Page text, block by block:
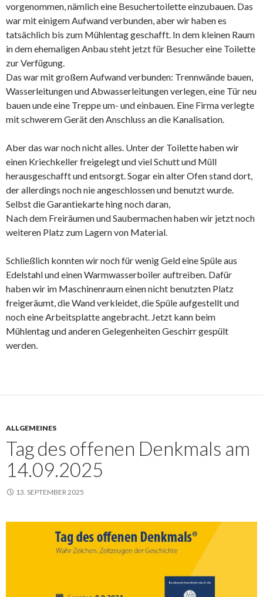
vorgenommen, nämlich eine Besuchertoilette einzubauen. Das
war mit einigem Aufwand verbunden, aber wir haben es
tatsächlich bis zum Mühlentag geschafft. In dem kleinen Raum
in dem ehemaligen Anbau steht jetzt für Besucher eine Toilette
zur Verfügung.
Das war mit großem Aufwand verbunden: Trennwände bauen,
Wasserleitungen und Abwasserleitungen verlegen, eine Tür neu
bauen unde eine Treppe um- und einbauen. Eine Firma verlegte
mit schwerem Gerät den Anschluss an die Kanalisation.
Aber das war noch nicht alles. Unter der Toilette haben wir
einen Kriechkeller freigelegt und viel Schutt und Müll
herausgeschafft und entsorgt. Sogar ein alter Ofen stand dort,
der allerdings noch nie angeschlossen und benutzt wurde.
Selbst die Garantiekarte hing noch daran,
Nach dem Freiräumen und Saubermachen haben wir jetzt noch
weiteren Platz zum Lagern von Material.
Schließlich konnten wir noch für wenig Geld eine Spüle aus
Edelstahl und einen Warmwasserboiler auftreiben. Dafür
haben wir im Maschinenraum einen nicht benutzten Platz
freigeräumt, die Wand verkleidet, die Spüle aufgestellt und
noch eine Arbeitsplatte angebracht. Jetzt kann beim
Mühlentag und anderen Gelegenheiten Geschirr gespült
werden.
ALLGEMEINES
Tag des offenen Denkmals am
14.09.2025
13. SEPTEMBER 2025